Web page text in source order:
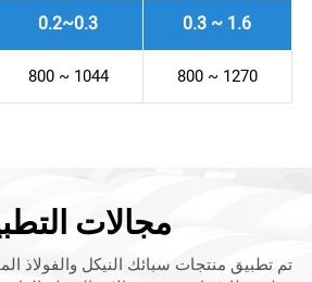
0.2~0.3 0.3 ~ 1.6
800 ~ 1044 800 ~ 1270
مجالات
تم تطبيق منتجات سبائك النيكل والفولاذ